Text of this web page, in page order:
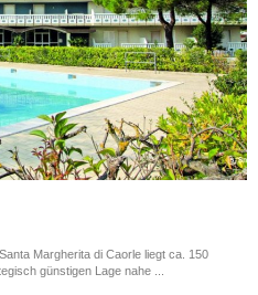
Margherita di Caorle liegt ca. 150
günstigen Lage nahe ...